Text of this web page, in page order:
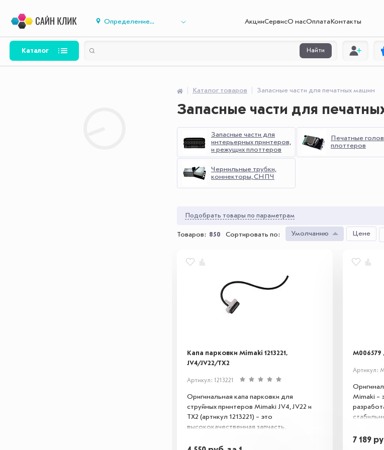
Определение... АкцииСервисО насОплата Контакты
Каталог Найти
Каталог товаров Запасные части для печатных машин
Запасные части для
Запасные части для
интерьерных принтеров,
и режущих плоттеров
Печатные
плоттеров
Чернильные трубки,
коннекторы, СНПЧ
Подобрать товары по параметрам
Товаров: 850 Сортировать по: Умолчанию Цене
Капа парковки Mimaki 1213221,
JV4/JV22/TX2
Артикул: 1213221
Оригинальная капа парковки для
струйных принтеров Mimaki JV4, JV22 и
TX2 (артикул 1213221) – это
высококачественная запчасть,
оборудования. Капа парковки играет
M006579
Артикул:
Mimaki –
и JV5.
7 189